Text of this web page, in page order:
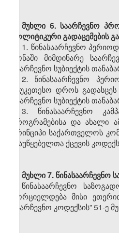
მუხლი 6. საარჩევნო
პოლიტიკური გადაცემების
1. წინასაარჩევნო
ზონაში მიმდინარე
საარჩევნო სუბიექტის
2. წინასაარჩევნო
საუკეთესო დროს
საარჩევნო სუბიექტის
3. წინასაარჩევნო
პროგრამებისა და ახალი
პრინციპი საქართველოს
„მაუწყებელთა ქცევის
მუხლი 7. წინასაარჩევნო
წინასაარჩევნო
ხორციელდება მისი
საარჩევნო კოდექსის” 51-